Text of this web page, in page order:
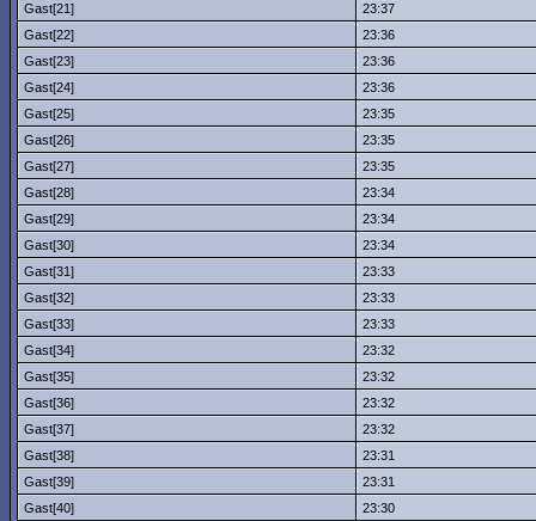
Gast[21]
23:37
Gast[22]
23:36
Gast[23]
23:36
Gast[24]
23:36
Gast[25]
23:35
Gast[26]
23:35
Gast[27]
23:35
Gast[28]
23:34
Gast[29]
23:34
Gast[30]
23:34
Gast[31]
23:33
Gast[32]
23:33
Gast[33]
23:33
Gast[34]
23:32
Gast[35]
23:32
Gast[36]
23:32
Gast[37]
23:32
Gast[38]
23:31
Gast[39]
23:31
Gast[40]
23:30